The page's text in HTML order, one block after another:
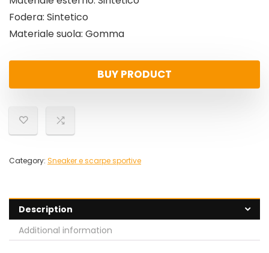
Fodera: Sintetico
Materiale suola: Gomma
BUY PRODUCT
Category: Sneaker e scarpe sportive
Description
Additional information